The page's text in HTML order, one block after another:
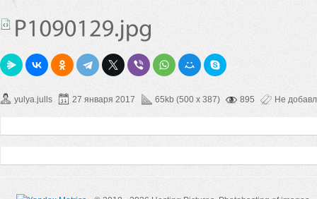
yulya.julls 27 января 2017 65kb (500 x 387) 895 Не